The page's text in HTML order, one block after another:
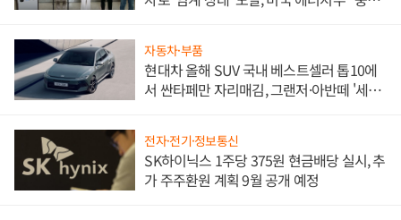
자동차·부품
현대차 올해 SUV 국내 베스트셀러 톱10에
서 싼타페만 자리매김, 그랜저·아반떼 '세단
전자·전기·정보통신
SK하이닉스 1주당 375원 현금배당 실시, 추
가 주주환원 계획 9월 공개 예정